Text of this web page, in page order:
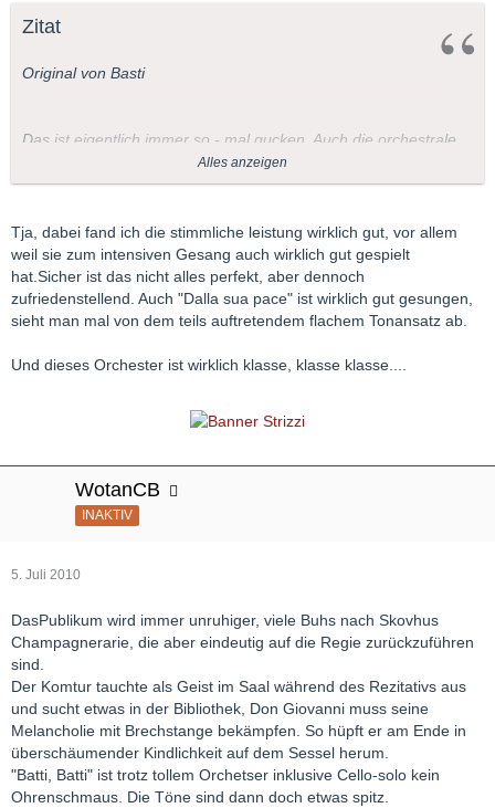
Zitat
Original von Basti
Das ist eigentlich immer so - mal gucken. Auch die orchestrale
Leistung ist beeindruckend, richtige Tempi, und ohnehin halte
ich von HIP mittlerweile sehr viel...
"Or sai chi l'onore" ist gerade vorbei. Das Wort "herzlicher
Buhs bei weitgehend schweigendem Saal eine höfliche
reißt Ottavio die Klamotten vom Leib.
Alles anzeigen
Tja, dabei fand ich die stimmliche leistung wirklich gut, vor allem
weil sie zum intensiven Gesang auch wirklich gut gespielt
hat.Sicher ist das nicht alles perfekt, aber dennoch
zufriedenstellend. Auch "Dalla sua pace" ist wirklich gut gesungen,
sieht man mal von dem teils auftretendem flachem Tonansatz ab.
Und dieses Orchester ist wirklich klasse, klasse klasse....
WotanCB
INAKTIV
5. Juli 2010
DasPublikum wird immer unruhiger, viele Buhs nach Skovhus
Champagnerarie, die aber eindeutig auf die Regie zurückzuführen
sind.
Der Komtur tauchte als Geist im Saal während des Rezitativs aus
und sucht etwas in der Bibliothek, Don Giovanni muss seine
Melancholie mit Brechstange bekämpfen. So hüpft er am Ende in
überschäumender Kindlichkeit auf dem Sessel herum.
"Batti, Batti" ist trotz tollem Orchetser inklusive Cello-solo kein
Ohrenschmaus. Die Töne sind dann doch etwas spitz.